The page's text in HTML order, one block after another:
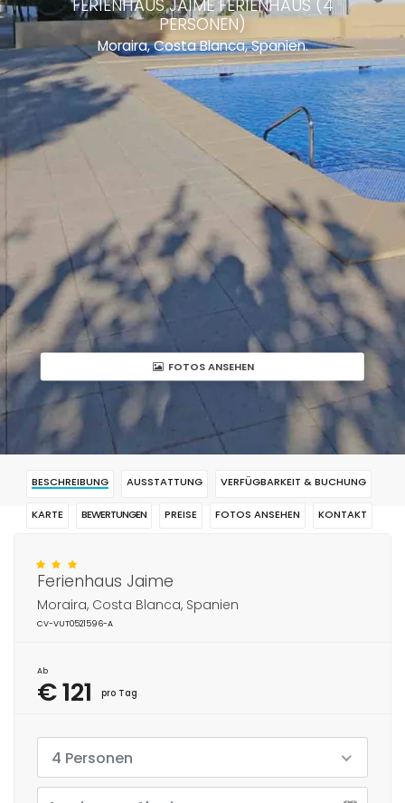
FERIENHAUS JAIME FERIENHAUS (4
PERSONEN)
Moraira, Costa Blanca, Spanien.
FOTOS ANSEHEN
BESCHREIBUNG AUSSTATTUNG VERFÜGBARKEIT & BUCHUNG
KARTE BEWERTUNGEN PREISE FOTOS ANSEHEN KONTAKT
Ferienhaus Jaime
Moraira, Costa Blanca, Spanien
CV-VUT0521596-A
Ab
€ 121 pro Tag
4 Personen